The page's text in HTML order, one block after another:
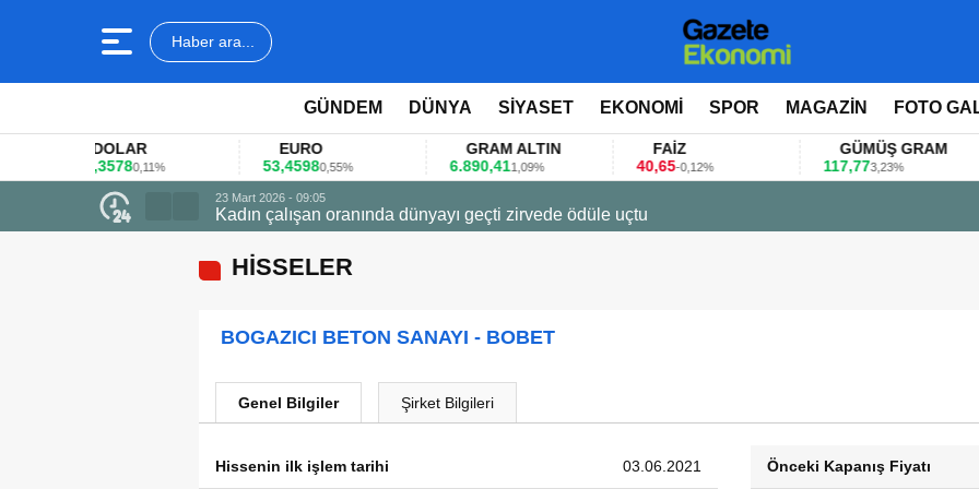
Haber ara...
GÜNDEM DÜNYA SİYASET EKONOMİ SPOR MAGAZİN FOTO
DOLAR
0,11%
EURO
53,45980,55%
GRAM ALTIN
6.890,411,09%
40,65-0,12%
GÜMÜŞ GRAM
117,773,23%
23 Mart 2026 - 09:05
Kadın çalışan oranında dünyayı geçti zirvede ödüle uçtu
HİSSELER
BOGAZICI BETON SANAYI - BOBET
Genel Bilgiler Şirket Bilgileri
Hissenin ilk işlem tarihi 03.06.2021 Önceki Kapanış Fiyatı